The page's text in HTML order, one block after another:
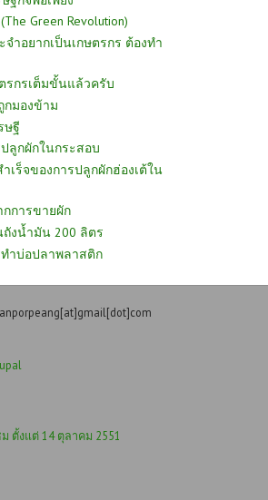
Green Revolution)
จำอยากเป็นเกษตรกร ต้องทำ
รกรเต็มขั้นแล้วครับ
มองข้าม
ษฐี
ลูกผักในกระสอบ
เร็จของการปลูกผักฮ่องเต้ใน
การขายผัก
ถังน้ำมัน 200 ลิตร
ำบ่อปลาพลาสติก
ตั้งแต่ 14 ตุลาคม 2551